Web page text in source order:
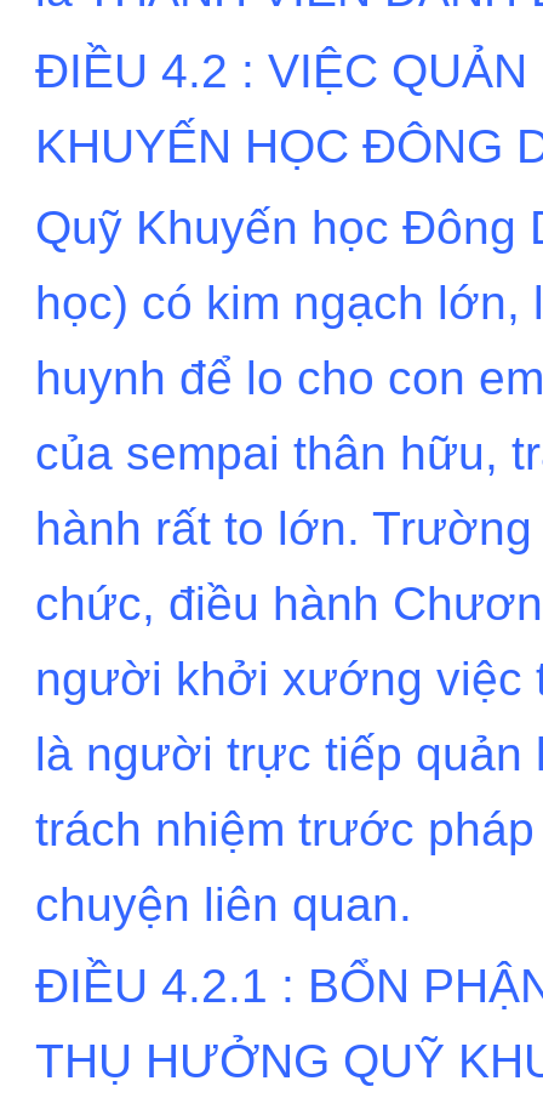
ĐIỀU 4.2 : VIỆC
KHUYẾN HỌC ĐÔNG
Quỹ Khuyến học Đông
học) có kim ngạch lớn,
huynh để lo cho con
của sempai thân hữu,
hành rất to lớn.
chức, điều hành
người khởi xướng việc
là người trực tiếp quản
trách nhiệm trước
chuyện liên quan.
ĐIỀU 4.2.1 : BỔN
THỤ HƯỞNG QUỸ